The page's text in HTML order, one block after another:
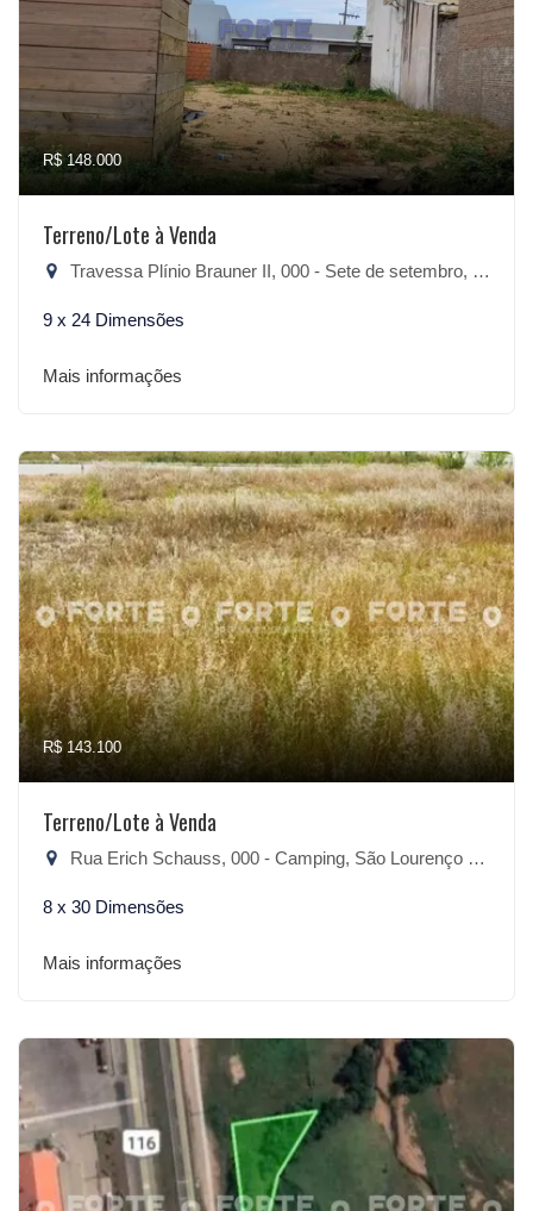
R$ 148.000
Terreno/Lote à Venda
Travessa Plínio Brauner II, 000 - Sete de setembro, São Lourenço do Sul-RS
9 x 24 Dimensões
Mais informações
R$ 143.100
Terreno/Lote à Venda
Rua Erich Schauss, 000 - Camping, São Lourenço do Sul-RS
8 x 30 Dimensões
Mais informações